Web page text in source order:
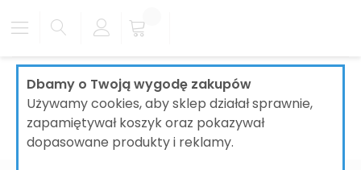
Dbamy o Twoją wygodę zakupów
Używamy cookies, aby sklep działał sprawnie,
zapamiętywał koszyk oraz pokazywał
dopasowane produkty i reklamy.